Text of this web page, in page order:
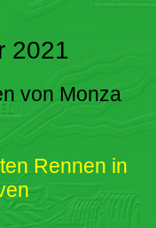
2021
von Monza
Rennen in